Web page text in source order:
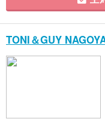
TONI＆GUY